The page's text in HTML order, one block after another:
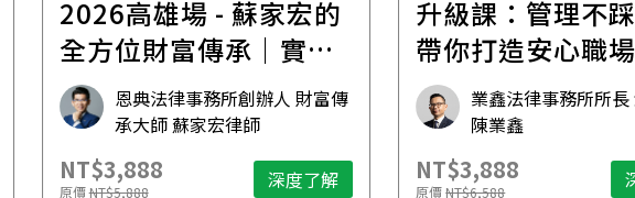
2026高雄場 - 蘇家宏的
全方位財富傳承｜實體
工作坊恩典法律事務所創辦人 財富傳
承大師 蘇家宏律師
NT$3,888
原價NT$5,888 深度了解
升級課：管理不
帶你打造安心職
業鑫法律事務所所
陳業鑫
NT$3,888
原價NT$6,588